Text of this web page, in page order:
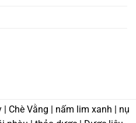
| Chè Vằng | nấm lim xanh | nụ